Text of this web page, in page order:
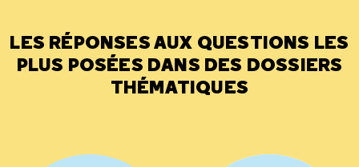
LES RÉPONSES AUX QUESTIONS LES
PLUS POSÉES DANS DES DOSSIERS
THÉMATIQUES